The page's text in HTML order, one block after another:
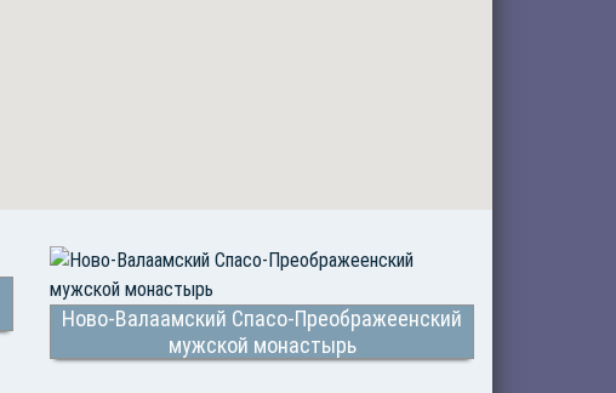
Ново-Валаамский Спасо-Преображеенский
мужской монастырь